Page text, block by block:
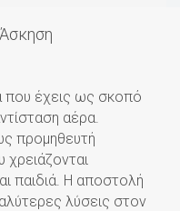
που έχεις ως σκοπό
αέρα.
προμηθευτή
παιδιά. Η αποστολή
λύσεις στον